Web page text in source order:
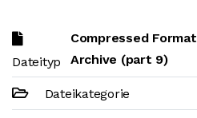
Dateityp
Compressed
Archive (part 9)
Dateikategorie